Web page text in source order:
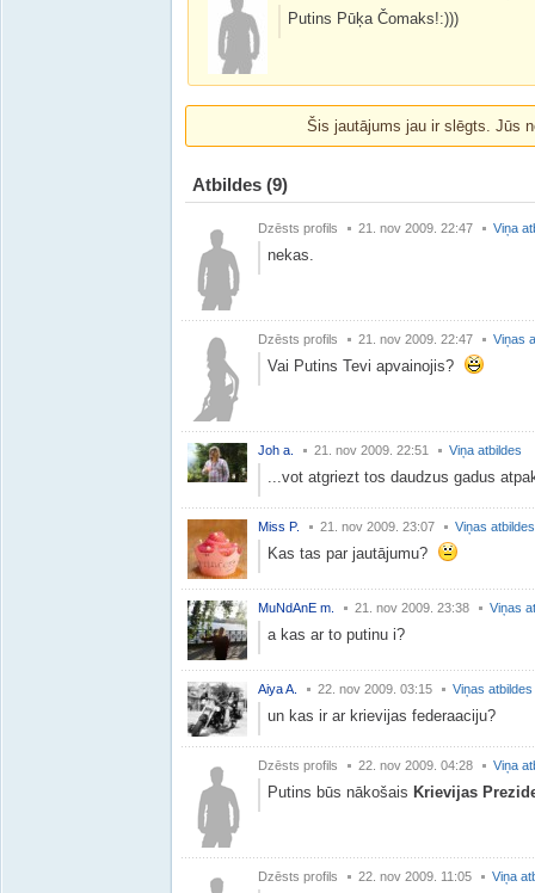
Putins Pūķa Čomaks!:)))
Šis jautājums jau ir slēgts. Jūs
Atbildes (9)
Dzēsts profils 21. nov 2009. 22:47 Viņa
nekas.
Dzēsts profils 21. nov 2009. 22:47 Viņas
Vai Putins Tevi apvainojis?
Joh a. 21. nov 2009. 22:51 Viņa atbildes
...vot atgriezt tos daudzus gadus
Miss P. 21. nov 2009. 23:07 Viņas atbildes
Kas tas par jautājumu?
MuNdAnE m. 21. nov 2009. 23:38 Viņas
a kas ar to putinu i?
Aiya A. 22. nov 2009. 03:15 Viņas atbildes
un kas ir ar krievijas federaaciju?
Dzēsts profils 22. nov 2009. 04:28 Viņa
Putins būs nākošais Krievijas
Dzēsts profils 22. nov 2009. 11:05 Viņa